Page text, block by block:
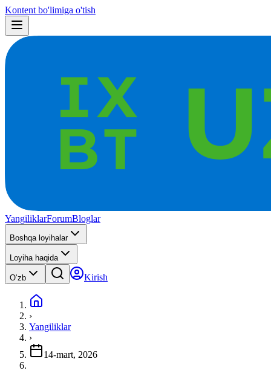
Kontent bo'limiga o'tish
YangiliklarForumBloglar
Boshqa loyihalar
Loyiha haqida
Oʻzb Kirish
›
Yangiliklar
›
14-mart, 2026